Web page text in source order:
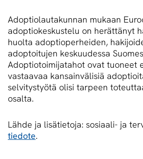
Adoptiolautakunnan mukaan
adoptiokeskustelu on herättänyt
huolta adoptioperheiden,
adoptoitujen keskuudessa
Adoptiotoimijatahot ovat tuoneet
vastaavaa kansainvälisiä
selvitystyötä olisi tarpeen
osalta.
Lähde ja lisätietoja: sosiaali- ja
tiedote.